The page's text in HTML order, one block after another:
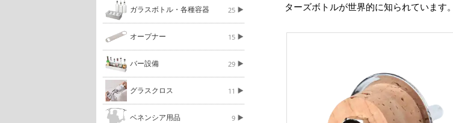
ガラスボトル・各種容器 25
オープナー 15
バー設備 29
グラスクロス 11
ベネンシア用品 9
ターズボトルが世界的に知られています。